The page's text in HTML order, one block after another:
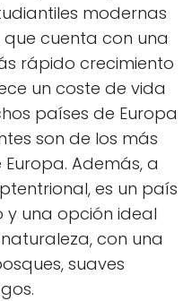
modernas
que cuenta con una
rápido crecimiento
un coste de vida
países de Europa
son de los más
Además, a
es un país
una opción ideal
con una
suaves